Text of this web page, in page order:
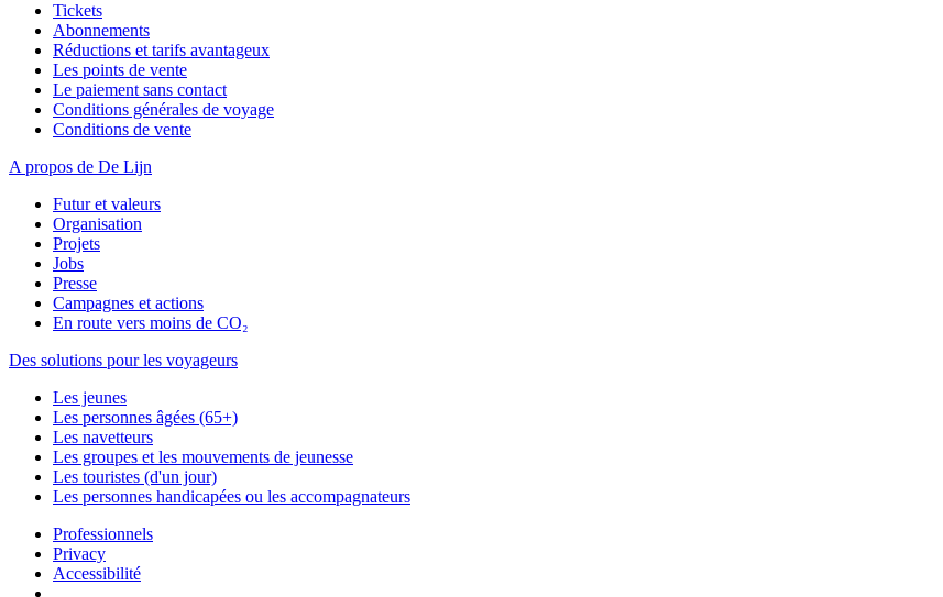
Tickets
Abonnements
Réductions et tarifs avantageux
Les points de vente
Le paiement sans contact
Conditions générales de voyage
Conditions de vente
A propos de De Lijn
Futur et valeurs
Organisation
Projets
Jobs
Presse
Campagnes et actions
En route vers moins de CO₂
Des solutions pour les voyageurs
Les jeunes
Les personnes âgées (65+)
Les navetteurs
Les groupes et les mouvements de jeunesse
Les touristes (d'un jour)
Les personnes handicapées ou les accompagnateurs
Professionnels
Privacy
Accessibilité